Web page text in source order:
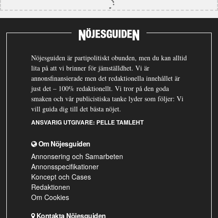
Nöjesguiden är partipolitiskt obunden, men du kan alltid
lita på att vi brinner för jämställdhet. Vi är
annonsfinansierade men det redaktionella innehållet är
just det – 100% redaktionellt. Vi tror på den goda
smaken och vår publicistiska tanke lyder som följer: Vi
vill guida dig till det bästa nöjet.
ANSVARIG UTGIVARE: PELLE TAMLEHT
Om Nöjesguiden
Annonsering och Samarbeten
Annonsspecifikationer
Koncept och Cases
Redaktionen
Om Cookies
Kontakta Nöjesguiden